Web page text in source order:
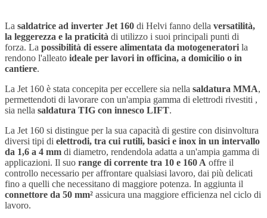
La saldatrice ad inverter Jet 160 di Helvi fanno della versatilità,
la leggerezza e la praticità di utilizzo i suoi principali punti di
forza. La possibilità di essere alimentata da motogeneratori la
rendono l'alleato ideale per lavori in officina, a domicilio o in
cantiere.
La Jet 160 è stata concepita per eccellere sia nella saldatura MMA,
permettendoti di lavorare con un'ampia gamma di elettrodi rivestiti ,
sia nella saldatura TIG con innesco LIFT.
La Jet 160 si distingue per la sua capacità di gestire con disinvoltura
diversi tipi di elettrodi, tra cui rutili, basici e inox in un intervallo
da 1,6 a 4 mm di diametro, rendendola adatta a un'ampia gamma di
applicazioni. Il suo range di corrente tra 10 e 160 A offre il
controllo necessario per affrontare qualsiasi lavoro, dai più delicati
fino a quelli che necessitano di maggiore potenza. In aggiunta il
connettore da 50 mm² assicura una maggiore efficienza nel ciclo di
lavoro.